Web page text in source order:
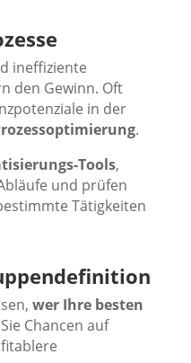
ineffiziente
den Gewinn. Oft
in der
.
Tools,
und prüfen
Tätigkeiten
wer Ihre besten
Chancen auf